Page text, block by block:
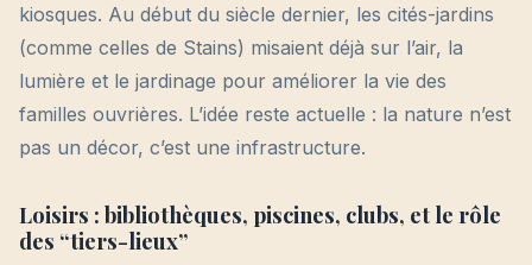
kiosques. Au début du siècle dernier, les cités-jardins
(comme celles de Stains) misaient déjà sur l’air, la
lumière et le jardinage pour améliorer la vie des
familles ouvrières. L’idée reste actuelle : la nature n’est
pas un décor, c’est une infrastructure.
Loisirs : bibliothèques, piscines, clubs, et le rôle
des “tiers-lieux”